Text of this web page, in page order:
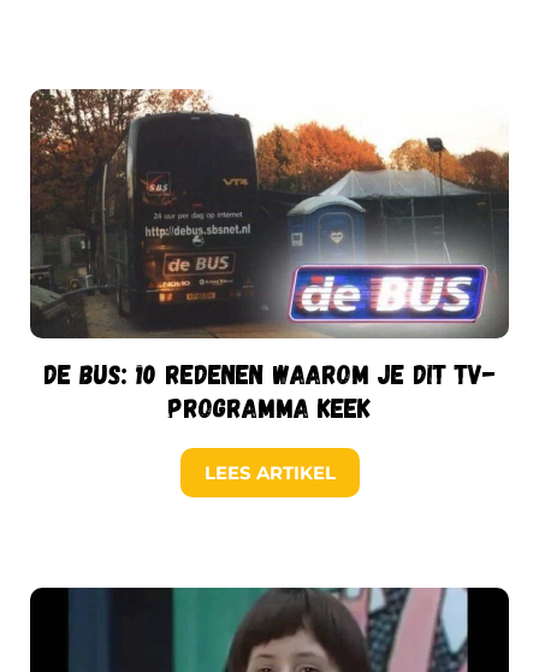
De Bus: 10 redenen waarom je dit TV-
programma keek
LEES ARTIKEL